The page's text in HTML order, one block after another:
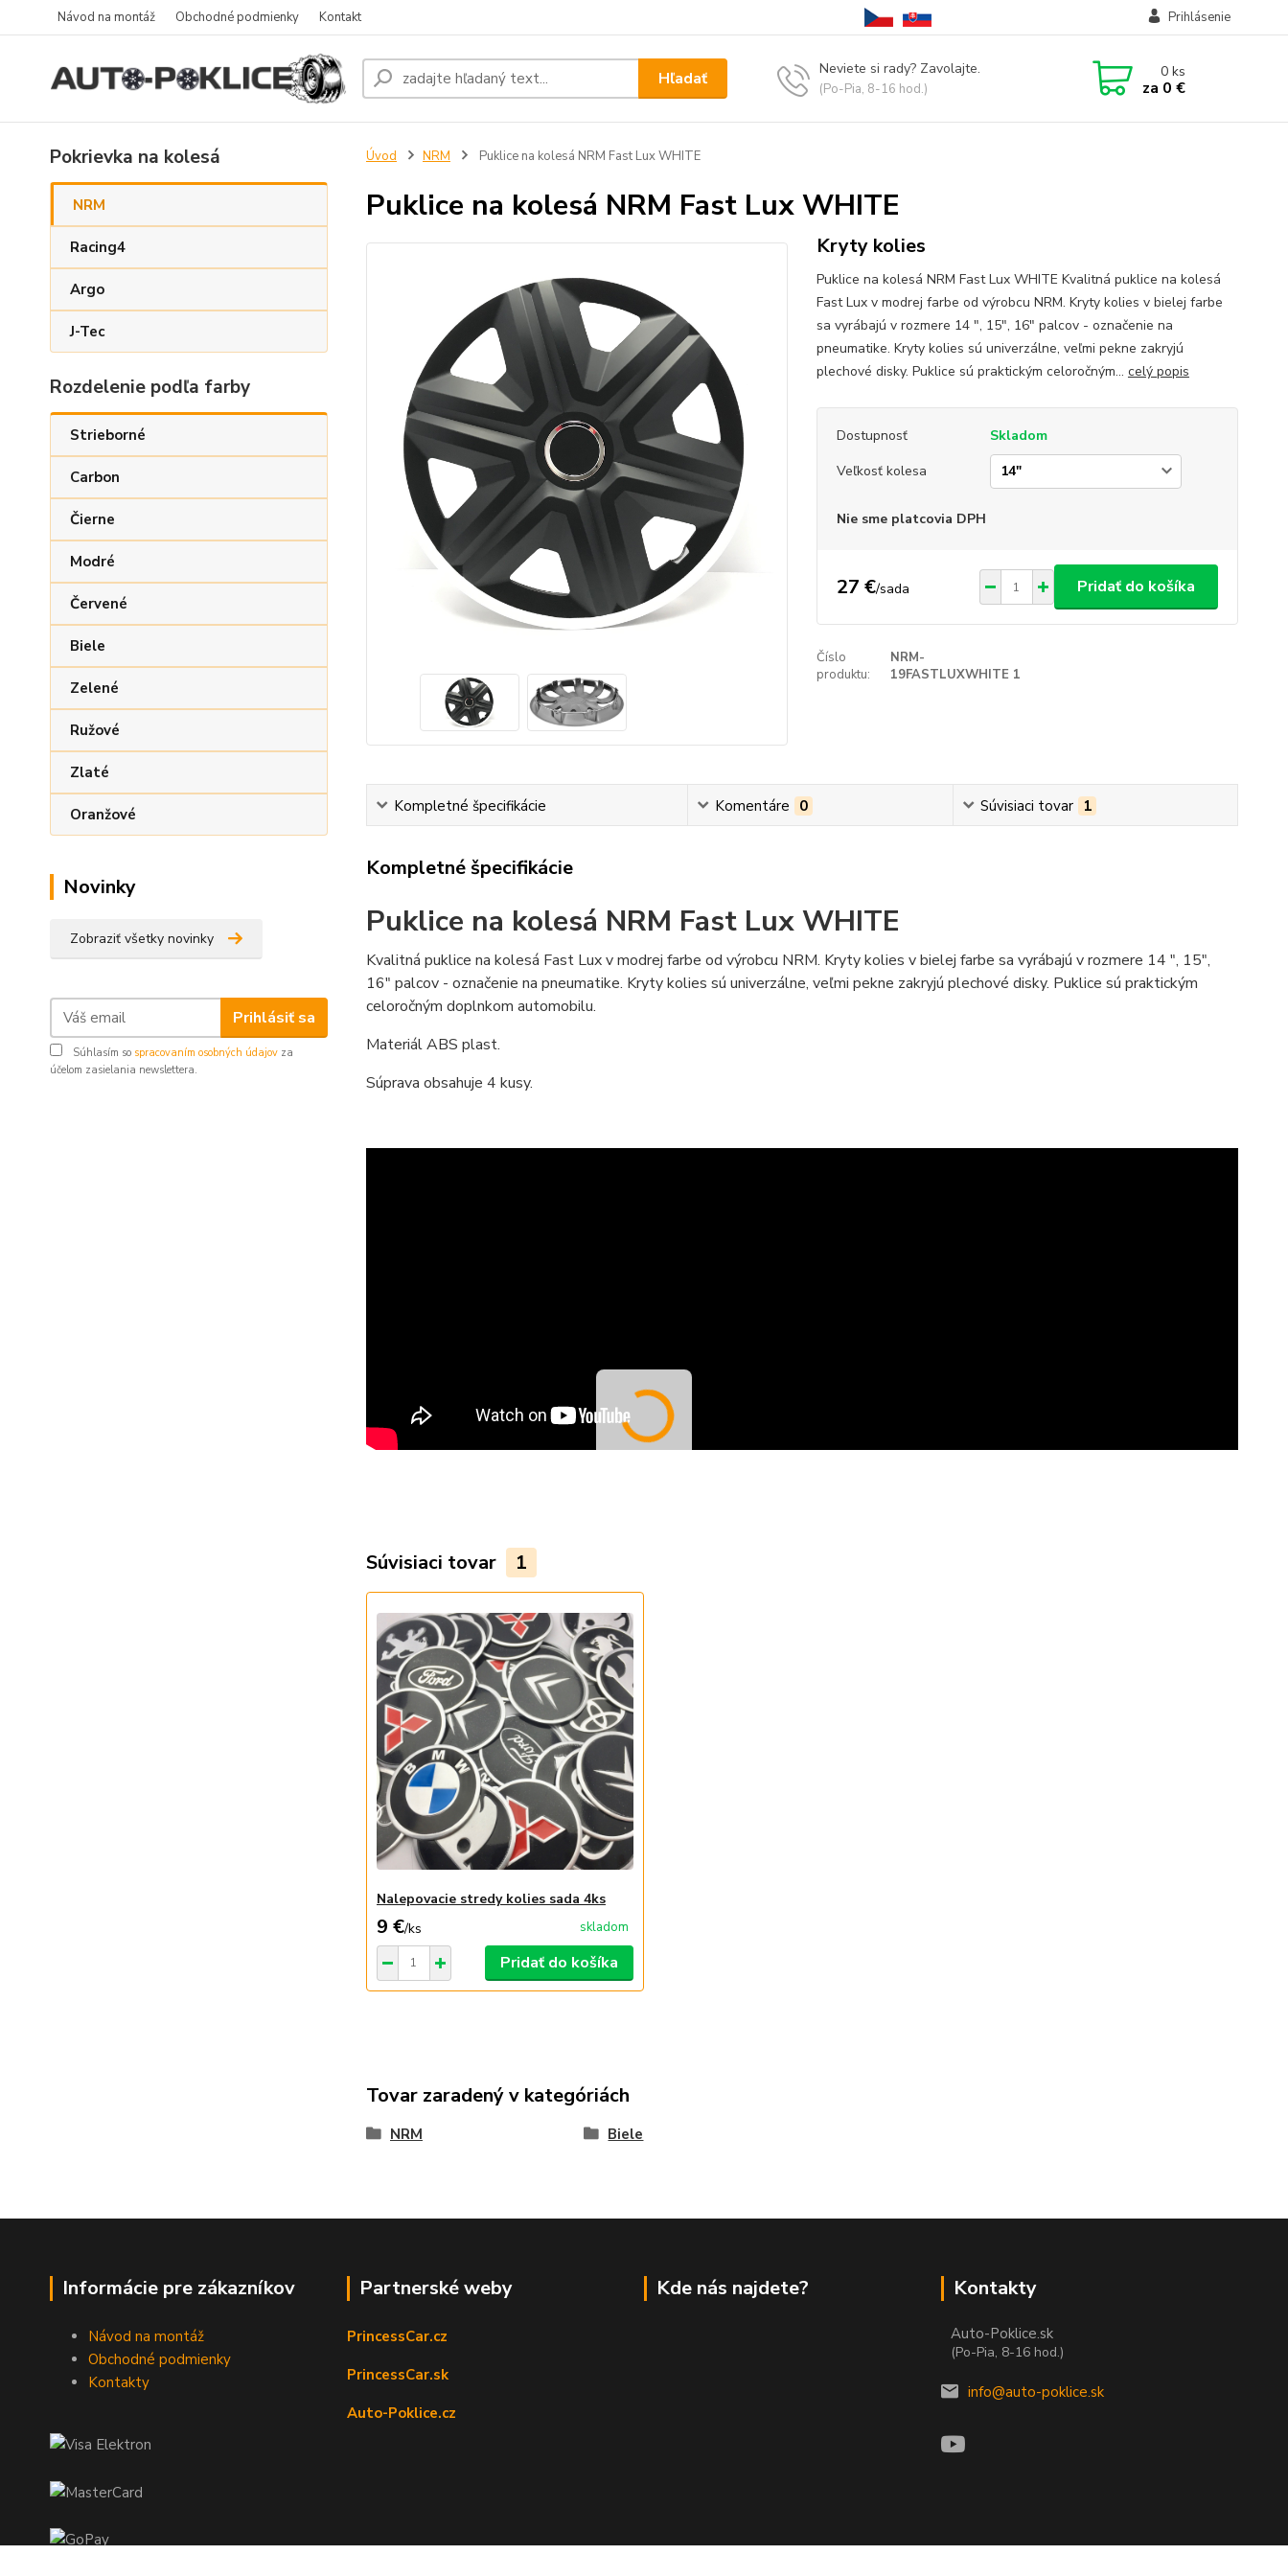
Návod na montáž Obchodné podmienky Kontakt Prihlásenie
Hľadať Neviete si rady? Zavolajte.
(Po-Pia, 8-16 hod.)
0ks
za 0 €
Pokrievka na kolesá
NRM
Racing4
Argo
J-Tec
Rozdelenie podľa farby
Strieborné
Carbon
Čierne
Modré
Červené
Biele
Zelené
Ružové
Zlaté
Oranžové
Novinky
Zobraziť všetky novinky
Prihlásiť sa
Súhlasím so spracovaním osobných údajov za
účelom zasielania newslettera.
Úvod NRM Puklice na kolesá NRM Fast Lux WHITE
Puklice na kolesá NRM Fast Lux WHITE
Kryty kolies
Puklice na kolesá NRM Fast Lux WHITE Kvalitná puklice na kolesá
Fast Lux v modrej farbe od výrobcu NRM. Kryty kolies v bielej farbe
sa vyrábajú v rozmere 14 ", 15", 16" palcov - označenie na
pneumatike. Kryty kolies sú univerzálne, veľmi pekne zakryjú
plechové disky. Puklice sú praktickým celoročným... celý popis
Dostupnosť
Skladom
Veľkosť kolesa
Nie sme platcovia DPH
27 €/sada Pridať do košíka
Číslo
produktu:
NRM-
19FASTLUXWHITE 1
Kompletné špecifikácie Komentáre 0 Súvisiaci tovar 1
Kompletné špecifikácie
Puklice na kolesá NRM Fast Lux WHITE
Kvalitná puklice na kolesá Fast Lux v modrej farbe od výrobcu NRM. Kryty kolies v bielej farbe sa vyrábajú v rozmere 14 ", 15",
16" palcov - označenie na pneumatike. Kryty kolies sú univerzálne, veľmi pekne zakryjú plechové disky. Puklice sú praktickým
celoročným doplnkom automobilu.
Materiál ABS plast.
Súprava obsahuje 4 kusy.
Súvisiaci tovar 1
Nalepovacie stredy kolies sada 4ks
9 €/ks skladom
Pridať do košíka
Tovar zaradený v kategóriách
NRM Biele
Informácie pre zákazníkov
Návod na montáž
Obchodné podmienky
Kontakty
Partnerské weby
PrincessCar.cz
PrincessCar.sk
Auto-Poklice.cz
Kde nás najdete? Kontakty
Auto-Poklice.sk
(Po-Pia, 8-16 hod.)
info@auto-poklice.sk